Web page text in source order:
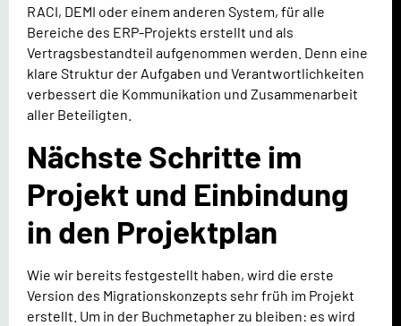
RACI, DEMI oder einem anderen System, für alle
Bereiche des ERP-Projekts erstellt und als
Vertragsbestandteil aufgenommen werden. Denn eine
klare Struktur der Aufgaben und Verantwortlichkeiten
verbessert die Kommunikation und Zusammenarbeit
aller Beteiligten.
Nächste Schritte im
Projekt und Einbindung
in den Projektplan
Wie wir bereits festgestellt haben, wird die erste
Version des Migrationskonzepts sehr früh im Projekt
erstellt. Um in der Buchmetapher zu bleiben: es wird